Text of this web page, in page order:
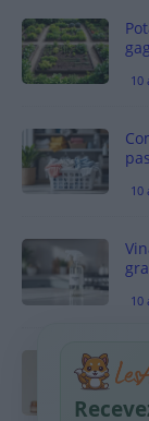
10
10
10
9